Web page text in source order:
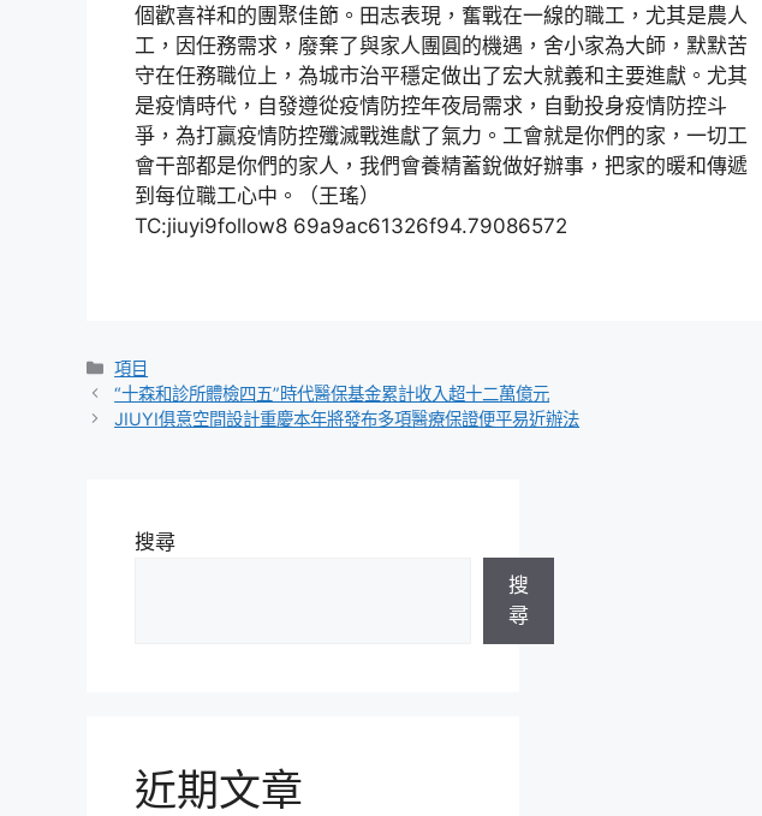
個歡喜祥和的團聚佳節。田志表現，奮戰在一線的職工，尤其是農人
工，因任務需求，廢棄了與家人團圓的機遇，舍小家為大師，默默苦
守在任務職位上，為城市治平穩定做出了宏大就義和主要進獻。尤其
是疫情時代，自發遵從疫情防控年夜局需求，自動投身疫情防控斗
爭，為打贏疫情防控殲滅戰進獻了氣力。工會就是你們的家，一切工
會干部都是你們的家人，我們會養精蓄銳做好辦事，把家的暖和傳遞
到每位職工心中。（王瑤）
TC:jiuyi9follow8 69a9ac61326f94.79086572
分
類
項目
“十森和診所體檢四五”時代醫保基金累計收入超十二萬億元
JIUYI俱意空間設計重慶本年將發布多項醫療保證便平易近辦法
搜尋
搜
尋
近期文章